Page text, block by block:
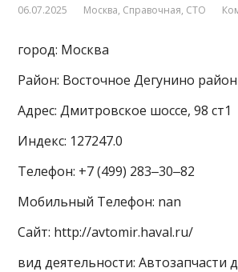
06.07.2025 Москва, Справочная, СТО
город: Москва
Район: Восточное Дегунино район
Адрес: Дмитровское шоссе, 98 ст1
Индекс: 127247.0
Телефон: +7 (499) 283‒30‒82
Мобильный Телефон: nan
Сайт: http://avtomir.haval.ru/
вид деятельности: Автозапчасти